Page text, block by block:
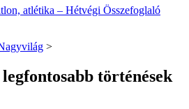
atlétika – Hétvégi Összefoglaló
>
történések